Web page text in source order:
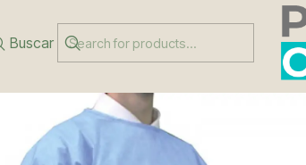
Buscar
BATA QUIRÚRGICA DESECHABLE ESTÉRIL